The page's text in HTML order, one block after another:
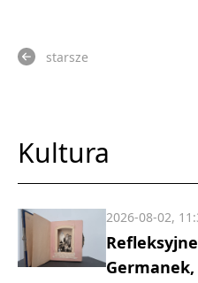
starsze
Kultura
2026-08-02,